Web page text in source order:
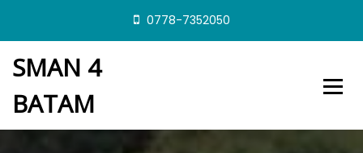
i
o
0778-7352050
SMAN 4
BATAM